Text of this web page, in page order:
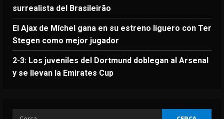
surrealista del Brasileirão
El Ajax de Míchel gana en su estreno liguero con Ter
Stegen como mejor jugador
2-3: Los juveniles del Dortmund doblegan al Arsenal
y se llevan la Emirates Cup
Ricerca